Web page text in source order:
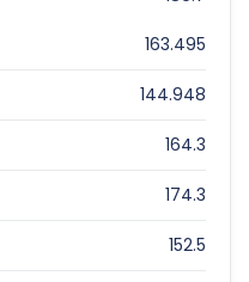
163.495
144.948
164.3
174.3
152.5